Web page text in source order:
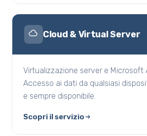
Cloud & Virtual Server
Virtualizzazione server e Microsoft
Accesso ai dati da qualsiasi
e sempre disponibile.
Scopri il servizio